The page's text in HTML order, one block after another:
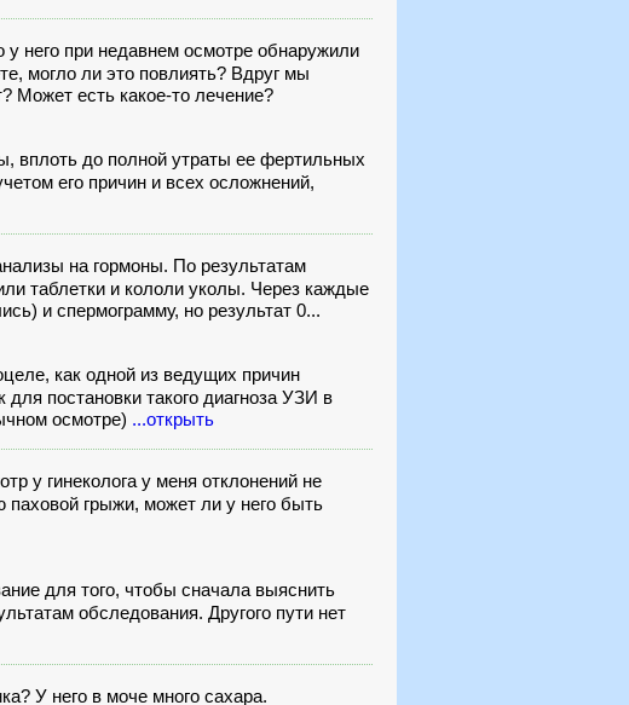
него при недавнем осмотре обнаружили
могло ли это повлиять? Вдруг мы
Может есть какое-то лечение?
вплоть до полной утраты ее фертильных
его причин и всех осложнений,
на гормоны. По результатам
таблетки и кололи уколы. Через каждые
и спермограмму, но результат 0...
как одной из ведущих причин
постановки такого диагноза УЗИ в
осмотре) ...открыть
у гинеколога у меня отклонений не
грыжи, может ли у него быть
для того, чтобы сначала выяснить
обследования. Другого пути нет
У него в моче много сахара.